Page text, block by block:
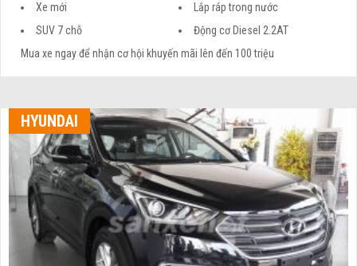
Xe mới
Lắp ráp trong nước
SUV 7 chỗ
Động cơ Diesel 2.2AT
Mua xe ngay để nhận cơ hội khuyến mãi lên đến 100 triệu
HYUNDAI